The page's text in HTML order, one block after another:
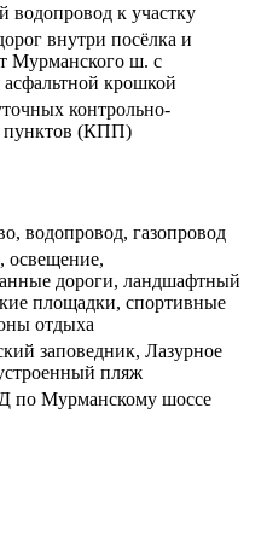
водопровод к участку
внутри посёлка и
Мурманского ш. с
крошкой
контрольно-
пунктов (КПП)
водопровод, газопровод
дороги, ландшафтный
площадки, спортивные
отдыха
заповедник, Лазурное
пляж
по Мурманскому шоссе